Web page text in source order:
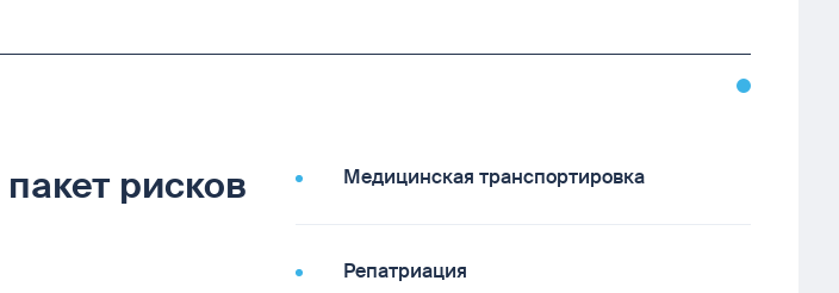
рисков Медицинская транспортировка
Репатриация